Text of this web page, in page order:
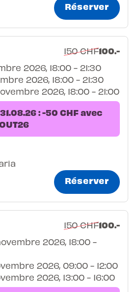
Réserver
150 CHF100.-
2026, 18:00 - 21:30
2026, 18:00 - 21:30
2026, 18:00 - 21:00
: -50 CHF avec
Réserver
150 CHF100.-
2026, 18:00 -
2026, 09:00 - 12:00
2026, 13:00 - 16:00